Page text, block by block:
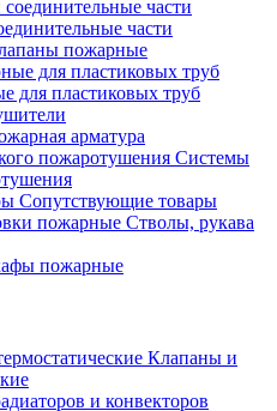
части
пожарные
для пластиковых труб
арматура
Системы
Сопутствующие товары
Стволы, рукава
пожарные
Клапаны и